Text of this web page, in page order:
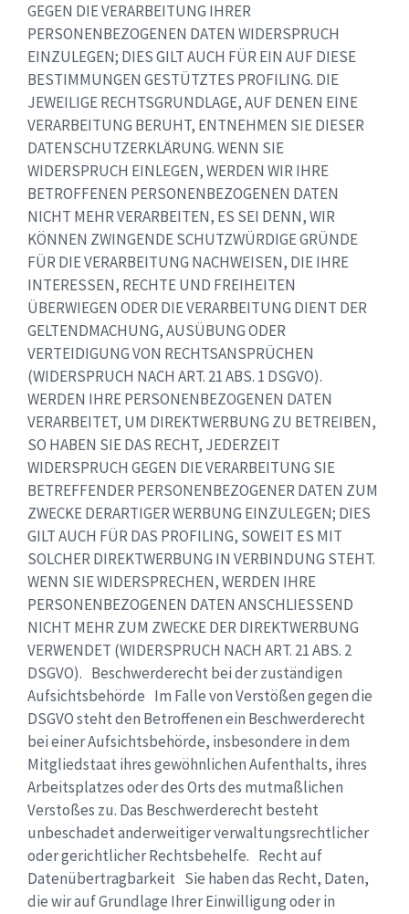
GEGEN DIE VERARBEITUNG IHRER
PERSONENBEZOGENEN DATEN WIDERSPRUCH
EINZULEGEN; DIES GILT AUCH FÜR EIN AUF DIESE
BESTIMMUNGEN GESTÜTZTES PROFILING. DIE
JEWEILIGE RECHTSGRUNDLAGE, AUF DENEN EINE
VERARBEITUNG BERUHT, ENTNEHMEN SIE DIESER
DATENSCHUTZERKLÄRUNG. WENN SIE
WIDERSPRUCH EINLEGEN, WERDEN WIR IHRE
BETROFFENEN PERSONENBEZOGENEN DATEN
NICHT MEHR VERARBEITEN, ES SEI DENN, WIR
KÖNNEN ZWINGENDE SCHUTZWÜRDIGE GRÜNDE
FÜR DIE VERARBEITUNG NACHWEISEN, DIE IHRE
INTERESSEN, RECHTE UND FREIHEITEN
ÜBERWIEGEN ODER DIE VERARBEITUNG DIENT DER
GELTENDMACHUNG, AUSÜBUNG ODER
VERTEIDIGUNG VON RECHTSANSPRÜCHEN
(WIDERSPRUCH NACH ART. 21 ABS. 1 DSGVO).
WERDEN IHRE PERSONENBEZOGENEN DATEN
VERARBEITET, UM DIREKTWERBUNG ZU BETREIBEN,
SO HABEN SIE DAS RECHT, JEDERZEIT
WIDERSPRUCH GEGEN DIE VERARBEITUNG SIE
BETREFFENDER PERSONENBEZOGENER DATEN ZUM
ZWECKE DERARTIGER WERBUNG EINZULEGEN; DIES
GILT AUCH FÜR DAS PROFILING, SOWEIT ES MIT
SOLCHER DIREKTWERBUNG IN VERBINDUNG STEHT.
WENN SIE WIDERSPRECHEN, WERDEN IHRE
PERSONENBEZOGENEN DATEN ANSCHLIESSEND
NICHT MEHR ZUM ZWECKE DER DIREKTWERBUNG
VERWENDET (WIDERSPRUCH NACH ART. 21 ABS. 2
DSGVO). Beschwerderecht bei der zuständigen
Aufsichtsbehörde Im Falle von Verstößen gegen die
DSGVO steht den Betroffenen ein Beschwerderecht
bei einer Aufsichtsbehörde, insbesondere in dem
Mitgliedstaat ihres gewöhnlichen Aufenthalts, ihres
Arbeitsplatzes oder des Orts des mutmaßlichen
Verstoßes zu. Das Beschwerderecht besteht
unbeschadet anderweitiger verwaltungsrechtlicher
oder gerichtlicher Rechtsbehelfe. Recht auf
Datenübertragbarkeit Sie haben das Recht, Daten,
die wir auf Grundlage Ihrer Einwilligung oder in